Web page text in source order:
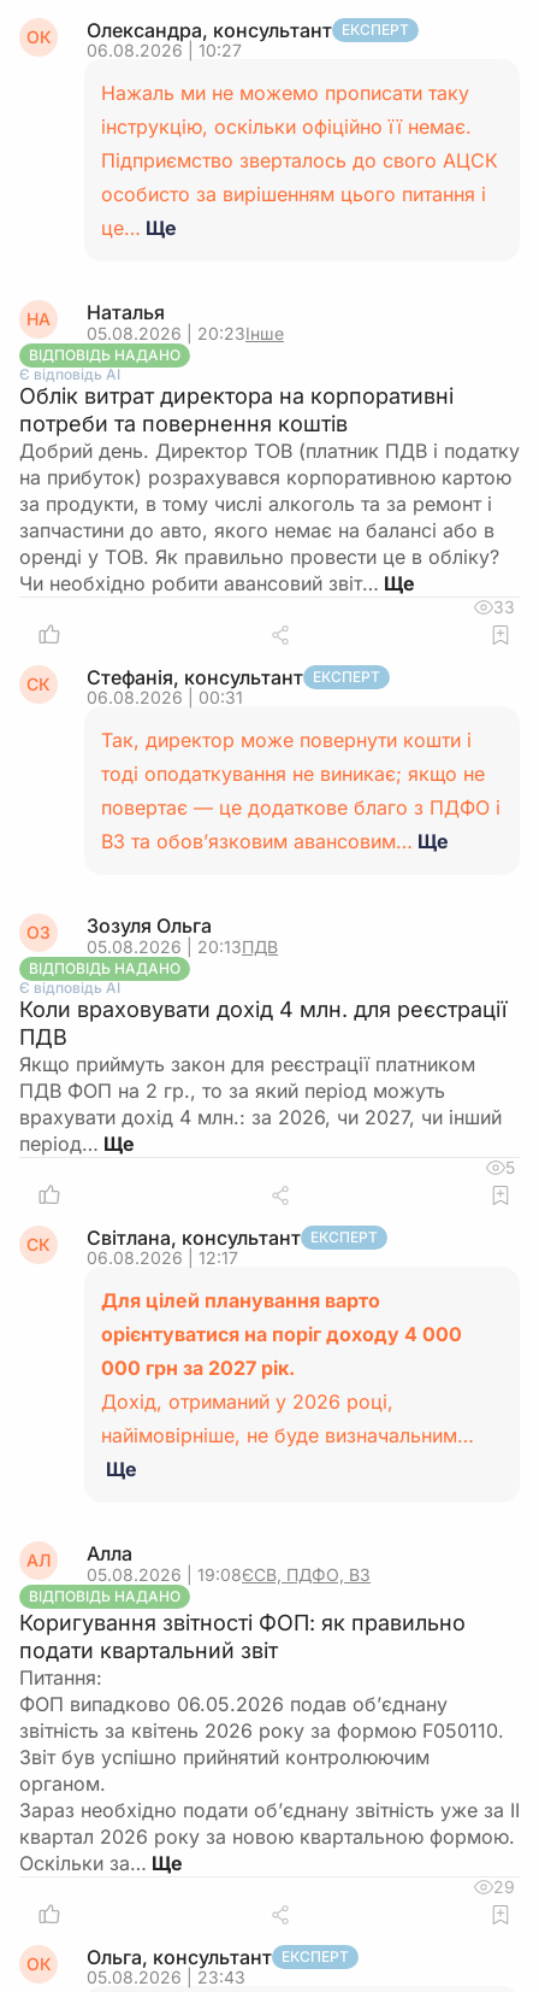
ОК Олександра, консультант ЕКСПЕРТ
06.08.2026 | 10:27
Нажаль ми не можемо прописати таку
інструкцію, оскільки офіційно її немає.
Підприємство зверталось до свого АЦСК
особисто за вирішенням цього питання і
це… Ще
НА Наталья
05.08.2026 | 20:23Інше
ВІДПОВІДЬ НАДАНО
Є відповідь АІ
Облік витрат директора на корпоративні
потреби та повернення коштів
Добрий день. Директор ТОВ (платник ПДВ і податку
на прибуток) розрахувався корпоративною картою
за продукти, в тому числі алкоголь та за ремонт і
запчастини до авто, якого немає на балансі або в
оренді у ТОВ. Як правильно провести це в обліку?
Чи необхідно робити авансовий звіт…
33
СК Стефанія, консультант ЕКСПЕРТ
06.08.2026 | 00:31
Так, директор може повернути кошти і
тоді оподаткування не виникає; якщо не
повертає — це додаткове благо з ПДФО і
ВЗ та обов’язковим авансовим… Ще
ОЗ Зозуля Ольга
05.08.2026 | 20:13ПДВ
ВІДПОВІДЬ НАДАНО
Є відповідь АІ
Коли враховувати дохід 4 млн. для реєстрації
ПДВ
Якщо приймуть закон для реєстрації платником
ПДВ ФОП на 2 гр., то за який період можуть
врахувати дохід 4 млн.: за 2026, чи 2027, чи інший
період…
5
СК Світлана, консультант ЕКСПЕРТ
06.08.2026 | 12:17
Для цілей планування варто
орієнтуватися на поріг доходу 4 000
000 грн за 2027 рік.
Дохід, отриманий у 2026 році,
найімовірніше, не буде визначальним…
Ще
АЛ Алла
05.08.2026 | 19:08ЄСВ, ПДФО, ВЗ
ВІДПОВІДЬ НАДАНО
Коригування звітності ФОП: як правильно
подати квартальний звіт
Питання:
ФОП випадково 06.05.2026 подав об’єднану
звітність за квітень 2026 року за формою F050110.
Звіт був успішно прийнятий контролюючим
органом.
Зараз необхідно подати об’єднану звітність уже за ІІ
квартал 2026 року за новою квартальною формою.
Оскільки за…
29
ОК Ольга, консультант ЕКСПЕРТ
05.08.2026 | 23:43